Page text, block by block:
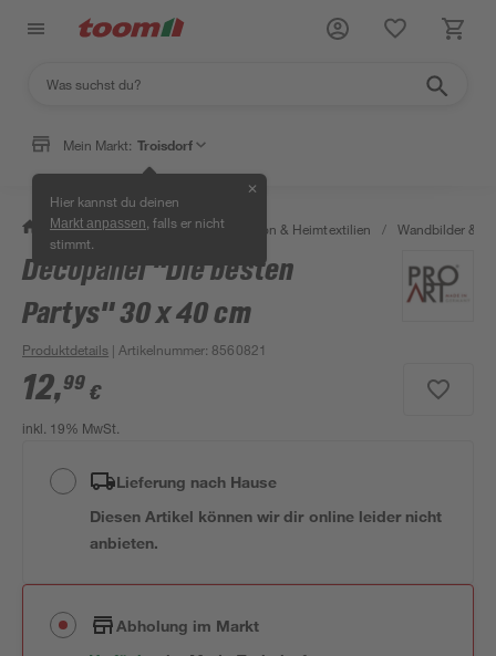
Mein Markt: Troisdorf
Hier kannst du deinen
Markt anpassen , falls er nicht
stimmt.
✕
/ Wohnen & Haushalt / Dekoration & Heimtextilien / Wandbilder &
Decopanel "Die besten
Partys" 30 x 40 cm
Produktdetails | Artikelnummer: 8560821
12,99 €
inkl. 19% MwSt.
Lieferung nach Hause
Diesen Artikel können wir dir online leider nicht
anbieten.
Abholung im Markt